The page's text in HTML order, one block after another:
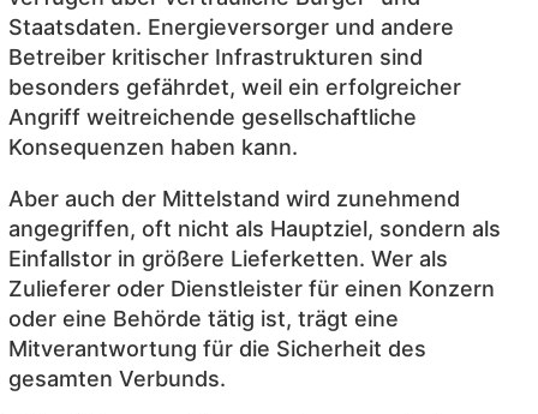
Staatsdaten. Energieversorger und andere
Betreiber kritischer Infrastrukturen sind
besonders gefährdet, weil ein erfolgreicher
Angriff weitreichende gesellschaftliche
Konsequenzen haben kann.
Aber auch der Mittelstand wird zunehmend
angegriffen, oft nicht als Hauptziel, sondern als
Einfallstor in größere Lieferketten. Wer als
Zulieferer oder Dienstleister für einen Konzern
oder eine Behörde tätig ist, trägt eine
Mitverantwortung für die Sicherheit des
gesamten Verbunds.